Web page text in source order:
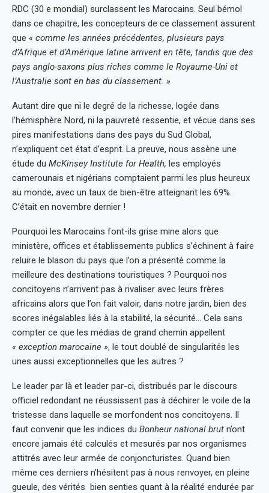
RDC (30 e mondial) surclassent les Marocains. Seul bémol
dans ce chapitre, les concepteurs de ce classement assurent
que « comme les années précédentes, plusieurs pays
d’Afrique et d’Amérique latine arrivent en tête, tandis que des
pays anglo-saxons plus riches comme le Royaume-Uni et
l’Australie sont en bas du classement. »
Autant dire que ni le degré de la richesse, logée dans
l’hémisphère Nord, ni la pauvreté ressentie, et vécue dans ses
pires manifestations dans des pays du Sud Global,
n’expliquent cet état d’esprit. La preuve, nous assène une
étude du McKinsey Institute for Health, les employés
camerounais et nigérians comptaient parmi les plus heureux
au monde, avec un taux de bien-être atteignant les 69%.
C’était en novembre dernier !
Pourquoi les Marocains font-ils grise mine alors que
ministère, offices et établissements publics s’échinent à faire
reluire le blason du pays que l’on a présenté comme la
meilleure des destinations touristiques ? Pourquoi nos
concitoyens n’arrivent pas à rivaliser avec leurs frères
africains alors que l’on fait valoir, dans notre jardin, bien des
scores inégalables liés à la stabilité, la sécurité… Cela sans
compter ce que les médias de grand chemin appellent
« exception marocaine », le tout doublé de singularités les
unes aussi exceptionnelles que les autres ?
Le leader par là et leader par-ci, distribués par le discours
officiel redondant ne réussissent pas à déchirer le voile de la
tristesse dans laquelle se morfondent nos concitoyens. Il
faut convenir que les indices du Bonheur national brut n’ont
encore jamais été calculés et mesurés par nos organismes
attitrés avec leur armée de conjoncturistes. Quand bien
même ces derniers n’hésitent pas à nous renvoyer, en pleine
gueule, des vérités bien senties quant à la réalité endurée par